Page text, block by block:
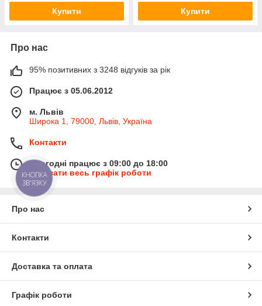
Купити Купити
Про нас
95% позитивних з 3248 відгуків за рік
Працює з 05.06.2012
м. Львів
Широка 1, 79000, Львів, Україна
Контакти
Сьогодні працює з 09:00 до 18:00
Показати весь графік роботи
Про нас
Контакти
Доставка та оплата
Графік роботи
КНОПКА
ЗВ'ЯЗКУ